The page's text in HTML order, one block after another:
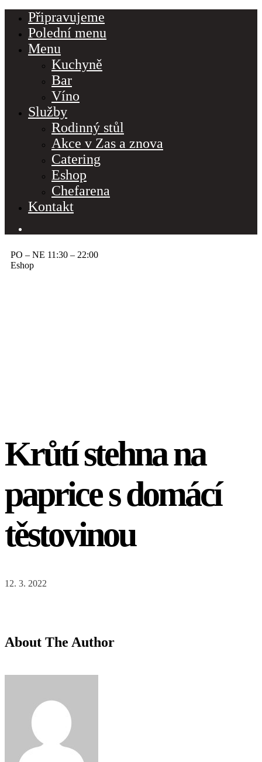
Připravujeme
Polední menu
Menu
Kuchyně
Bar
Víno
Služby
Rodinný stůl
Akce v Zas a znova
Catering
Eshop
Chefarena
Kontakt
PO – NE 11:30 – 22:00
Eshop
Krůtí stehna na
paprice s domácí
těstovinou
12. 3. 2022
About The Author